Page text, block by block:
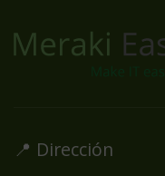
📍 Dirección